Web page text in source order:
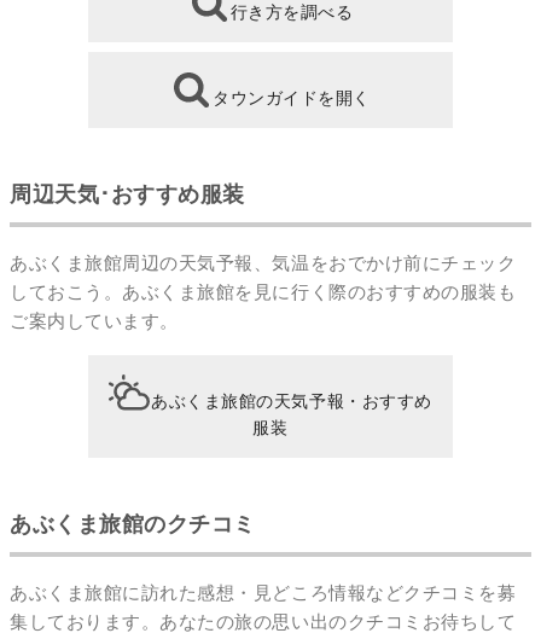
行き方を調べる
タウンガイドを開く
周辺天気･おすすめ服装
あぶくま旅館周辺の天気予報、気温をおでかけ前にチェック
しておこう。あぶくま旅館を見に行く際のおすすめの服装も
ご案内しています。
あぶくま旅館の天気予報・おすすめ
服装
あぶくま旅館のクチコミ
あぶくま旅館に訪れた感想・見どころ情報などクチコミを募
集しております。あなたの旅の思い出のクチコミ お待ちして